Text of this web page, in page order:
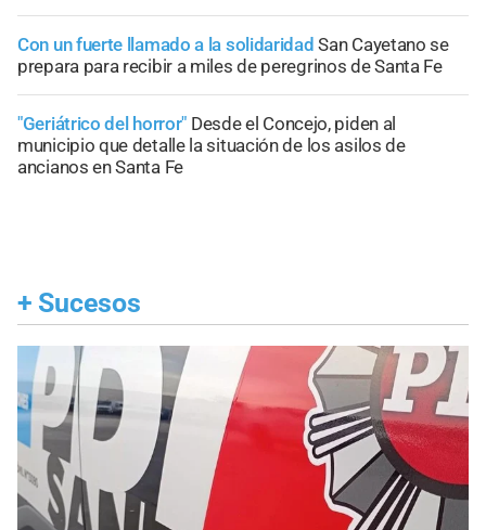
Con un fuerte llamado a la solidaridad San Cayetano se
prepara para recibir a miles de peregrinos de Santa Fe
"Geriátrico del horror" Desde el Concejo, piden al
municipio que detalle la situación de los asilos de
ancianos en Santa Fe
+ Sucesos